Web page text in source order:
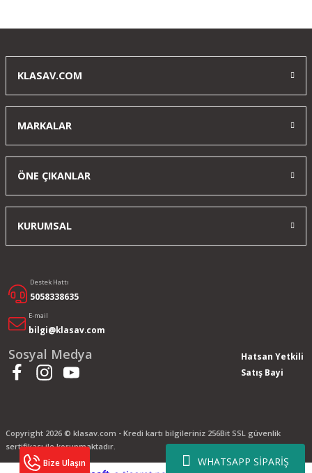
WHATSAPP SİPARİŞ
KLASAV.COM
MARKALAR
ÖNE ÇIKANLAR
KURUMSAL
Destek Hattı
5058338635
E-mail
bilgi@klasav.com
Sosyal Medya
Hatsan Yetkili
Satış Bayi
Copyright 2026 © klasav.com - Kredi kartı bilgileriniz 256Bit SSL güvenlik
sertifikası ile korunmaktadır.
Bize Ulaşın